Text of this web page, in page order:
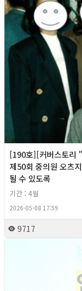
[190호][커버스토리
제50회 중의원 오츠
될 수 있도록
기간 : 4월
2026-05-08 17:59
9717